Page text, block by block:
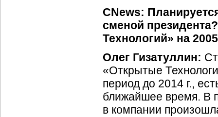
CNews:
сменой
Технологий» на
Олег Гизатуллин:
«Открытые
период до 2014 г.,
ближайшее время. В
в компании